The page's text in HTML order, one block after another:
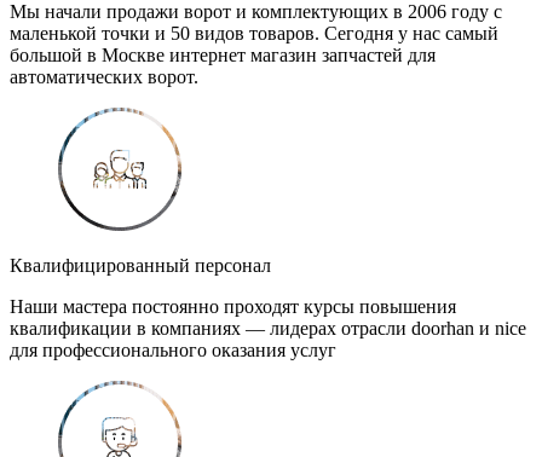
Мы начали продажи ворот и комплектующих в 2006 году с
маленькой точки и 50 видов товаров. Сегодня у нас самый
большой в Москве интернет магазин запчастей для
автоматических ворот.
Квалифицированный персонал
Наши мастера постоянно проходят курсы повышения
квалификации в компаниях — лидерах отрасли doorhan и nice
для профессионального оказания услуг